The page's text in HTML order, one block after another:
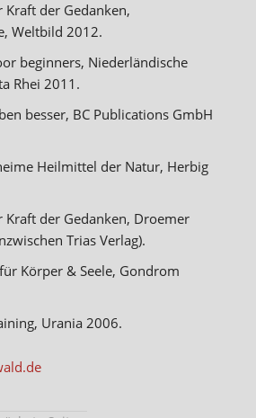
der Gedanken,
Weltbild 2012.
beginners, Niederländische
Rhei 2011.
besser, BC Publications GmbH
Heilmittel der Natur, Herbig
Kraft der Gedanken, Droemer
Trias Verlag).
Körper & Seele, Gondrom
Urania 2006.